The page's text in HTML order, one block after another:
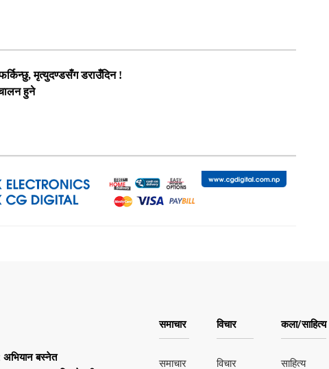
मृत्युदण्डसँग डराउँदिन !
हुने
अभियान बस्नेत
समाचार
समाचार
विचार
विचार
कला/साहित्य
साहित्य